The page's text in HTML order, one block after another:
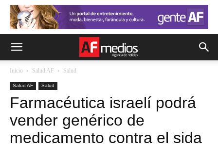
Inicio Salud AF Salud
Salud AF Salud
Farmacéutica israelí podrá
vender genérico de
medicamento contra el sida